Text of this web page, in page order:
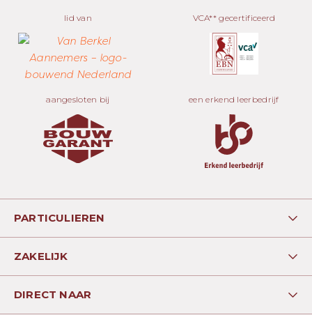
lid van VCA** gecertificeerd
aangesloten bij een erkend leerbedrijf
PARTICULIEREN
Aan- en opbouw
ZAKELIJK
DIRECT NAAR